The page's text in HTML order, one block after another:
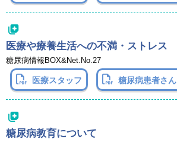
医療や療養生活への不満・ストレス
糖尿病情報BOX&Net.No.27
医療スタッフ 糖尿病患者さん
糖尿病教育について